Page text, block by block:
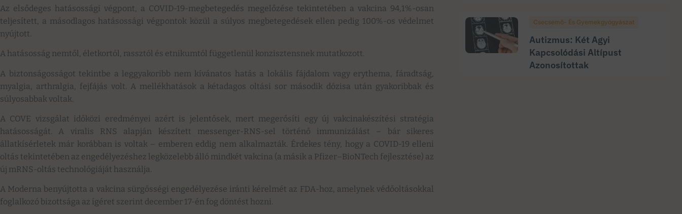
Az elsődeges hatásossági végpont, a COVID-19-megbetegedés megelőzése tekintetében a vakcina 94,1%-osan
teljesített, a másodlagos hatásossági végpontok közül a súlyos megbetegedések ellen pedig 100%-os védelmet
nyújtott.
A hatásosság nemtől, életkortól, rassztól és etnikumtól függetlenül konzisztensnek mutatkozott.
A biztonságosságot tekintbe a leggyakoribb nem kívánatos hatás a lokális fájdalom vagy erythema, fáradtság,
myalgia, arthralgia, fejfájás volt. A mellékhatások a kétadagos oltási sor második dózisa után gyakoribbak és
súlyosabbak voltak.
A COVE vizsgálat időközi eredményei azért is jelentősek, mert megerősíti egy új vakcinakészítési stratégia
hatásosságát. A viralis RNS alapján készített messenger-RNS-sel történő immunizálást – bár sikeres
állatkísérletek már korábban is voltak – emberen eddig nem alkalmazták. Érdekes tény, hogy a COVID-19 elleni
oltás tekintetében az engedélyezéshez legközelebb álló mindkét vakcina (a másik a Pfizer–BioNTech fejlesztése) az
új mRNS-oltás technológiáját használja.
A Moderna benyújtotta a vakcina sürgősségi engedélyezése iránti kérelmét az FDA-hoz, amelynek védőoltásokkal
foglalkozó bizottsága az ígéret szerint december 17-én fog döntést hozni.
Csecsemő- És Gyemekgyógyászat
Autizmus: Két Agyi
Kapcsolódási Altípust
Azonosítottak